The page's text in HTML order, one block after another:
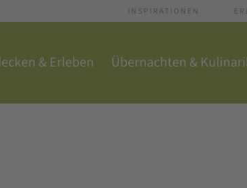
INSPIRATIONEN
& Erleben Übernachten &